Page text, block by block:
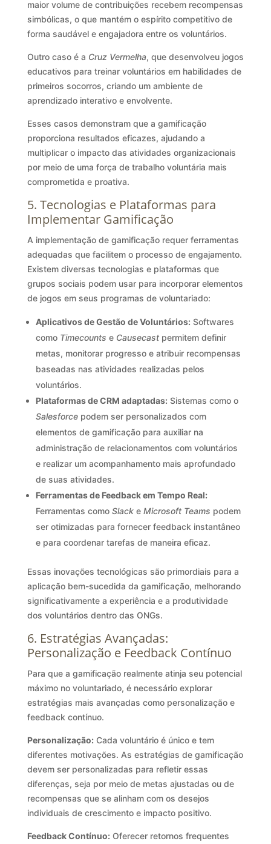
maior volume de contribuições recebem recompensas
simbólicas, o que mantém o espírito competitivo de
forma saudável e engajadora entre os voluntários.
Outro caso é a Cruz Vermelha, que desenvolveu jogos
educativos para treinar voluntários em habilidades de
primeiros socorros, criando um ambiente de
aprendizado interativo e envolvente.
Esses casos demonstram que a gamificação
proporciona resultados eficazes, ajudando a
multiplicar o impacto das atividades organizacionais
por meio de uma força de trabalho voluntária mais
comprometida e proativa.
5. Tecnologias e Plataformas para
Implementar Gamificação
A implementação de gamificação requer ferramentas
adequadas que facilitem o processo de engajamento.
Existem diversas tecnologias e plataformas que
grupos sociais podem usar para incorporar elementos
de jogos em seus programas de voluntariado:
Aplicativos de Gestão de Voluntários:Softwares
como Timecounts e Causecastpermitem definir
metas, monitorar progresso e atribuir recompensas
baseadas nas atividades realizadas pelos
voluntários.
Plataformas de CRM adaptadas:Sistemas como o
Salesforcepodem ser personalizados com
elementos de gamificação para auxiliar na
administração de relacionamentos com voluntários
e realizar um acompanhamento mais aprofundado
de suas atividades.
Ferramentas de Feedback em Tempo Real:
Ferramentas como Slacke Microsoft Teams podem
ser otimizadas para fornecer feedback instantâneo
e para coordenar tarefas de maneira eficaz.
Essas inovações tecnológicas são primordiais para a
aplicação bem-sucedida da gamificação, melhorando
significativamente a experiência e a produtividade
dos voluntários dentro das ONGs.
6. Estratégias Avançadas:
Personalização e Feedback Contínuo
Para que a gamificação realmente atinja seu potencial
máximo no voluntariado, é necessário explorar
estratégias mais avançadas como personalização e
feedback contínuo.
Personalização:Cada voluntário é único e tem
diferentes motivações. As estratégias de gamificação
devem ser personalizadas para refletir essas
diferenças, seja por meio de metas ajustadas ou de
recompensas que se alinham com os desejos
individuais de crescimento e impacto positivo.
Feedback Contínuo:Oferecer retornos frequentes